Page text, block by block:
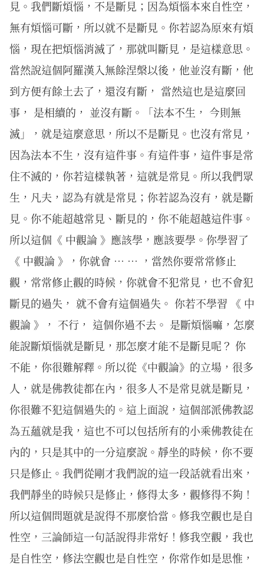
見。我們斷煩惱，不是斷見；因為煩惱本來自性空，
無有煩惱可斷，所以就不是斷見。你若認為原來有煩
惱，現在把煩惱消滅了，那就叫斷見，是這樣意思。
當然說這個阿羅漢入無餘涅槃以後，他並沒有斷，他
到方便有餘土去了，還沒有斷， 當然這也是這麼回
事， 是相續的， 並沒有斷。「法本不生， 今則無
滅」，就是這麼意思，所以不是斷見。也沒有常見，
因為法本不生，沒有這件事。有這件事，這件事是常
住不滅的，你若這樣執著，這就是常見。所以我們眾
生，凡夫，認為有就是常見；你若認為沒有，就是斷
見。你不能超越常見、斷見的，你不能超越這件事。
所以這個《 中觀論 》應該學，應該要學。你學習了
《 中觀論 》，你就會 … … ，當然你要常常修止
觀，常常修止觀的時候，你就會不犯常見，也不會犯
斷見的過失， 就不會有這個過失。 你若不學習 《 中
觀論 》， 不行， 這個你過不去。 是斷煩惱嘛，怎麼
能說斷煩惱就是斷見，那怎麼才能不是斷見呢？ 你
不能，你很難解釋。所以從《中觀論》的立場，很多
人，就是佛教徒都在內，很多人不是常見就是斷見，
你很難不犯這個過失的。這上面說，這個部派佛教認
為五蘊就是我，這也不可以包括所有的小乘佛教徒在
內的，只是其中的一分這麼說。靜坐的時候，你不要
只是修止。我們從剛才我們說的這一段話就看出來，
我們靜坐的時候只是修止，修得太多，觀修得不夠！
所以這個問題就是說得不那麼恰當。修我空觀也是自
性空，三論師這一句話說得非常好！修我空觀，我也
是自性空，修法空觀也是自性空，你常作如是思惟，